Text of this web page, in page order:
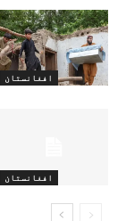
افغانستان
افغانستان